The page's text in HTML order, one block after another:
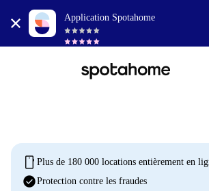
Application Spotahome
mobile Plus de 180 000 locations entièrement en
check_circleProtection contre les fraudes